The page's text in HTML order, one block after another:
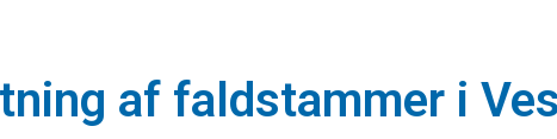
af faldstammer i